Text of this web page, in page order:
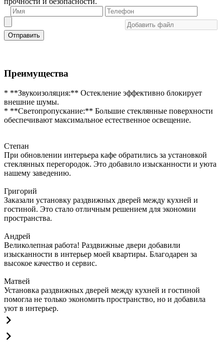
Отправить
Преимущества
* **Звукоизоляция:** Остекление эффективно блокирует
внешние шумы.
* **Светопропускание:** Большие стеклянные поверхности
обеспечивают максимальное естественное освещение.
Степан
При обновлении интерьера кафе обратились за установкой
стеклянных перегородок. Это добавило изысканности и уюта
нашему заведению.
Григорий
Заказали установку раздвижных дверей между кухней и
гостиной. Это стало отличным решением для экономии
пространства.
Андрей
Великолепная работа! Раздвижные двери добавили
изысканности в интерьер моей квартиры. Благодарен за
высокое качество и сервис.
Матвей
Установка раздвижных дверей между кухней и гостиной
помогла не только экономить пространство, но и добавила
уют в интерьер.